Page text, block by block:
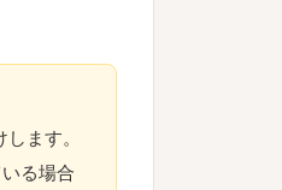
ます。
る場合